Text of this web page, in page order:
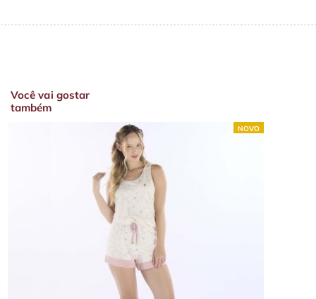
Você vai gostar
também
NOVO